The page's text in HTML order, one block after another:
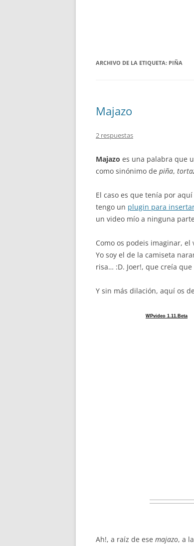
ARCHIVO DE LA ETIQUETA: PIÑA
Majazo
2 respuestas
Majazo es una palabra que
como sinónimo de piña,
El caso es que tenía por
tengo un plugin para
un video mío a ninguna
Como os podeis imaginar, el
Yo soy el de la camiseta
risa… :D. Joer!, que creía
Y sin más dilación, aquí os
WPvideo 1.11.Beta
Ah!, a raíz de ese majazo, a